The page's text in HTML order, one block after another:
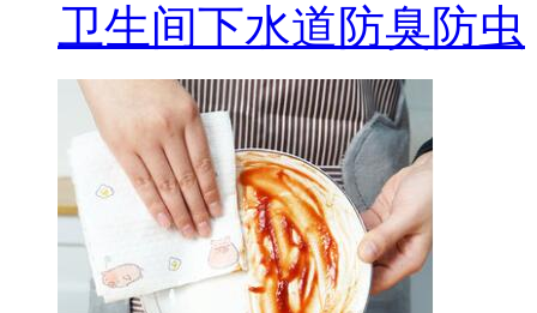
卫生间下水道防臭防虫